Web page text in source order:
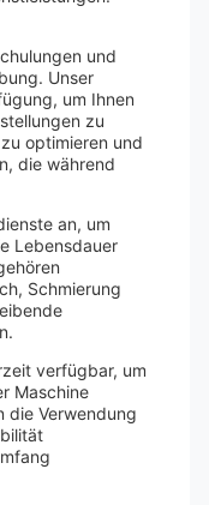
und
Unser
um Ihnen
zu
optimieren und
die während
an, um
Lebensdauer
Schmierung
verfügbar, um
Maschine
die Verwendung